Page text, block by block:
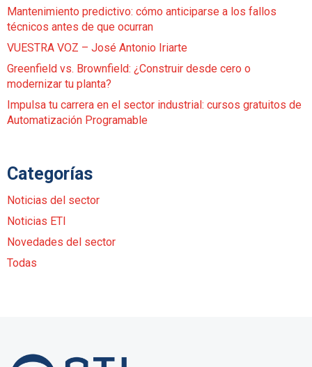
Mantenimiento predictivo: cómo anticiparse a los fallos
técnicos antes de que ocurran
VUESTRA VOZ – José Antonio Iriarte
Greenfield vs. Brownfield: ¿Construir desde cero o
modernizar tu planta?
Impulsa tu carrera en el sector industrial: cursos gratuitos de
Automatización Programable
Categorías
Noticias del sector
Noticias ETI
Novedades del sector
Todas